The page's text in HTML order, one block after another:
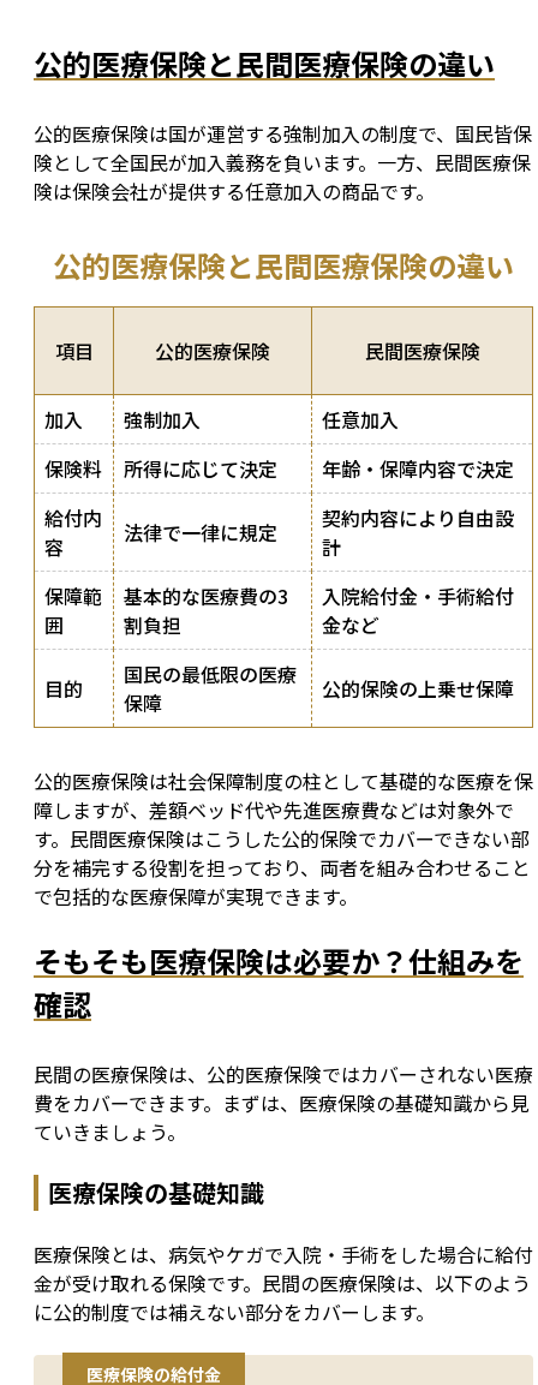
公的医療保険と民間医療保険の違い
公的医療保険は国が運営する強制加入の制度で、国民皆保
険として全国民が加入義務を負います。一方、民間医療保
険は保険会社が提供する任意加入の商品です。
項目 公的医療保険 民間医療保険
加入 強制加入
任意加入
保険料
所得に応じて決定
年齢・保障内容で決定
給付内
容
法律で一律に規定
契約内容により自由設
計
保障範
囲
基本的な医療費の3
割負担
入院給付金・手術給付
金など
目的
国民の最低限の医療
保障
公的保険の上乗せ保障
公的医療保険と民間医療保険の違い
公的医療保険は社会保障制度の柱として基礎的な医療を保
障しますが、差額ベッド代や先進医療費などは対象外で
す。民間医療保険はこうした公的保険でカバーできない部
分を補完する役割を担っており、両者を組み合わせること
で包括的な医療保障が実現できます。
そもそも医療保険は必要か？仕組みを
確認
民間の医療保険は、公的医療保険ではカバーされない医療
費をカバーできます。まずは、医療保険の基礎知識から見
ていきましょう。
医療保険の基礎知識
医療保険とは、病気やケガで入院・手術をした場合に給付
金が受け取れる保険です。民間の医療保険は、以下のよう
に公的制度では補えない部分をカバーします。
医療保険の給付金